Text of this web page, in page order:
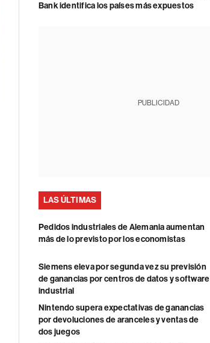
Bank identifica los países más expuestos
PUBLICIDAD
LAS ÚLTIMAS
Pedidos industriales de Alemania aumentan
más de lo previsto por los economistas
Siemens eleva por segunda vez su previsión
de ganancias por centros de datos y software
industrial
Nintendo supera expectativas de ganancias
por devoluciones de aranceles y ventas de
dos juegos